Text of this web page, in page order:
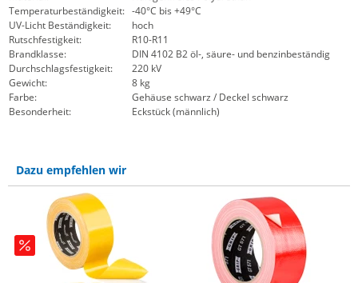
Temperaturbeständigkeit: -40°C bis +49°C
UV-Licht Beständigkeit:
hoch
Rutschfestigkeit:
R10-R11
Brandklasse:
DIN 4102 B2 öl-, säure- und benzinbeständig
Durchschlagsfestigkeit:
220 kV
Gewicht:
8 kg
Farbe:
Gehäuse schwarz / Deckel schwarz
Besonderheit:
Eckstück (männlich)
Dazu empfehlen wir